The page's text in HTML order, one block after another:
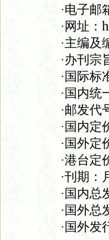
·电子邮
·网址：
·主编及
·办刊宗
·国际标
·国内统
·邮发代
·国内定
·国外定
·港台定
·刊期：
·国内总
·国外总
·国外发